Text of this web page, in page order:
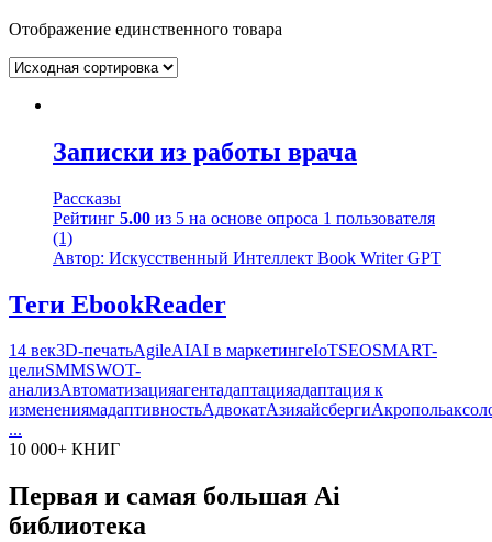
Отображение единственного товара
Записки из работы врача
Рассказы
Рейтинг 5.00 из 5 на основе опроса 1 пользователя
(1)
Автор: Искусственный Интеллект Book Writer GPT
Теги EbookReader
14 век3D-печатьAgileAIAI в маркетингеIoTSEOSMART-
целиSMMSWOT-
анализАвтоматизацияагентадаптацияадаптация к
изменениямадаптивностьАдвокатАзияайсбергиАкрополь
...
10 000+ КНИГ
Первая и самая большая Ai
библиотека